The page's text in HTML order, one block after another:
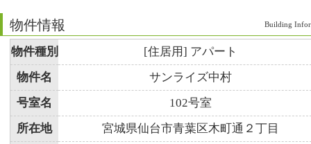
物件情報 Building
物件種別
[住居用] アパート
物件名
サンライズ中村
号室名
102号室
所在地
宮城県仙台市青葉区木町通２丁目